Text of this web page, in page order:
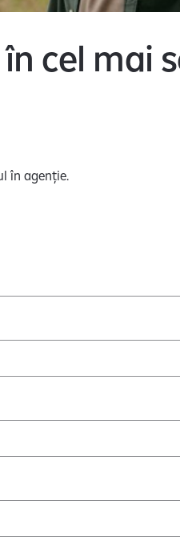
cel mai
în agenție.